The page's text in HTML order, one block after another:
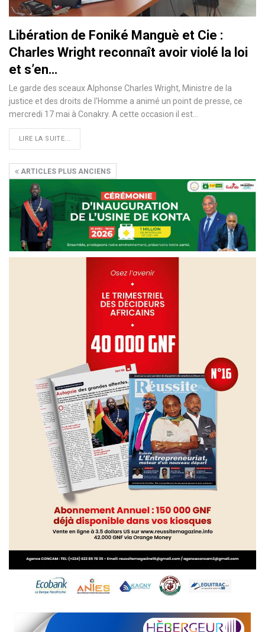
Libération de Foniké Manguè et Cie :
Charles Wright reconnaît avoir violé la loi
et s’en…
Le garde des sceaux Alphonse Charles Wright, Ministre de la
justice et des droits de l'Homme a animé un point de presse, ce
mercredi 17 mai à Conakry. A cette occasion il est…
LIRE LA SUITE...
ARTICLES PLUS ANCIENS